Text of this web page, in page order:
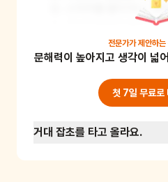
요. 스티커를 붙이거나, 매
요. 잔디인형에게 물을 주
잔디 인형의 머리를 쑥쑥
장 과정에 대해 관찰해보
는 놀이예요. 준비물: 잔디
전문가가 제안하는
문해력이 높아지고 생각이 넓
첫 7일 무료로
거대 잡초를 타고 올라요.